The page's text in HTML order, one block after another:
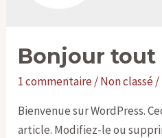
Bonjour tout
1 commentaire/Non classé/
Bienvenue sur WordPress.
article. Modifiez-le ou